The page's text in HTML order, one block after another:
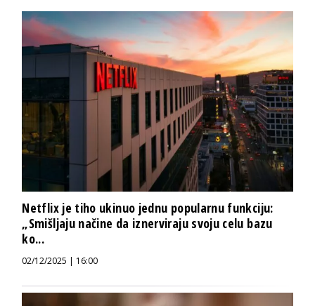
Netflix je tiho ukinuo jednu popularnu funkciju:
„Smišljaju načine da iznerviraju svoju celu bazu
ko...
02/12/2025 | 16:00